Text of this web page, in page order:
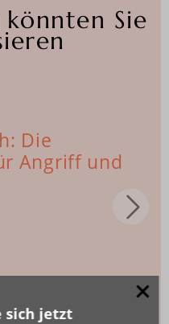
sich jetzt
könnten Sie
Die
Angriff und